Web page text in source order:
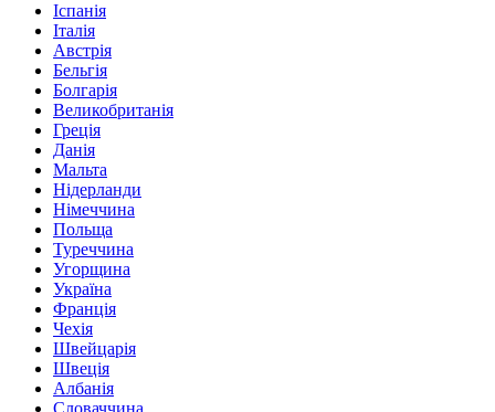
Іспанія
Італія
Австрія
Бельгія
Болгарія
Великобританія
Греція
Данія
Мальта
Нідерланди
Німеччина
Польща
Туреччина
Угорщина
Україна
Франція
Чехія
Швейцарія
Швеція
Албанія